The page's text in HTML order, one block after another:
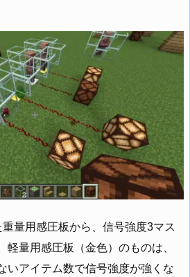
量用感圧板から、信号強度3マス
軽量用感圧板（金色）のものは、
いアイテム数で信号強度が強くな